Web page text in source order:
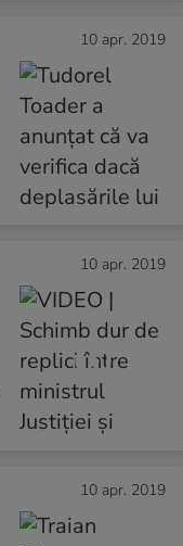
10 apr. 2019
10 apr. 2019
10 apr. 2019